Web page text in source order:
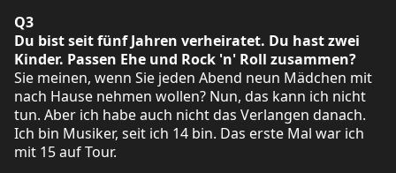
Q3
Du bist seit fünf Jahren verheiratet. Du hast zwei
Kinder. Passen Ehe und Rock 'n' Roll zusammen?
Sie meinen, wenn Sie jeden Abend neun Mädchen mit
nach Hause nehmen wollen? Nun, das kann ich nicht
tun. Aber ich habe auch nicht das Verlangen danach.
Ich bin Musiker, seit ich 14 bin. Das erste Mal war ich
mit 15 auf Tour.